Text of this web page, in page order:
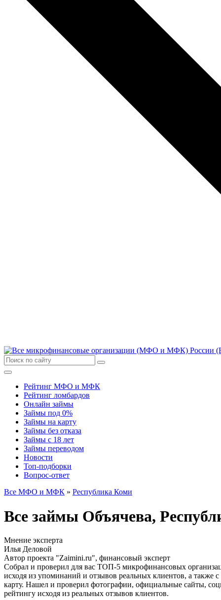
Рейтинг МФО и МФК
Рейтинг ломбардов
Онлайн займы
Займы под 0%
Займы на карту
Займы без отказа
Займы с 18 лет
Займы переводом
Новости
Топ-подборки
Вопрос-ответ
Все МФО и МФК » Республика Коми
Все займы Объячева,
Мнение эксперта
Илья Деловой
Автор проекта "Zaimini.ru", финансовый эксперт
Собрал и проверил для вас ТОП-5 микрофинансовых
исходя из упоминаний и отзывов реальных клиентов, а
карту. Нашел и проверил фотографии, официальные сайты,
рейтингу исходя из реальных отзывов клиентов.